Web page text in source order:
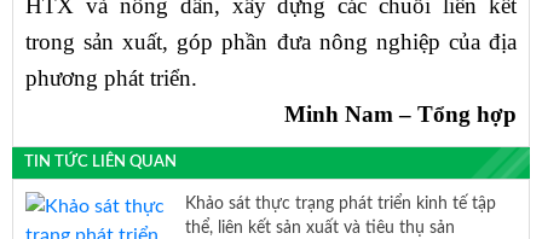
HTX và nông dân, xây dựng các chuỗi liên kết
trong sản xuất, góp phần đưa nông nghiệp của địa
phương phát triển.
Minh Nam – Tổng hợp
TIN TỨC LIÊN QUAN
Khảo sát thực trạng phát triển kinh tế tập
thể, liên kết sản xuất và tiêu thụ sản